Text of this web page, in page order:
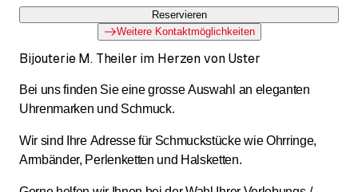
Reservieren
Weitere Kontaktmöglichkeiten
Bijouterie M. Theiler im Herzen von Uster
Bei uns finden Sie eine grosse Auswahl an eleganten
Uhrenmarken und Schmuck.
Wir sind Ihre Adresse für Schmuckstücke wie Ohrringe,
Armbänder, Perlenketten und Halsketten.